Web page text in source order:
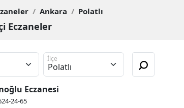
/ Ankara / Polatlı
Eczaneler
İlçe
Eczanesi
24-65